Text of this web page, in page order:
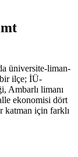
üniversite-liman-
ilçe; İÜ-
Ambarlı limanı
ekonomisi dört
katman için farklı